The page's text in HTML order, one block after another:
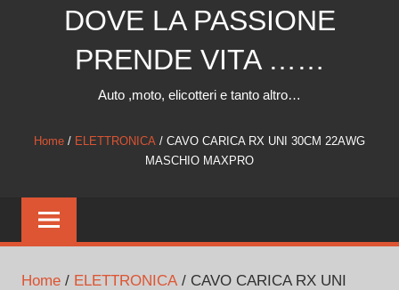
DOVE LA PASSIONE
PRENDE VITA ……
Auto ,moto, elicotteri e tanto altro…
Home / ELETTRONICA / CAVO CARICA RX UNI 30CM 22AWG
MASCHIO MAXPRO
Home / ELETTRONICA / CAVO CARICA RX UNI